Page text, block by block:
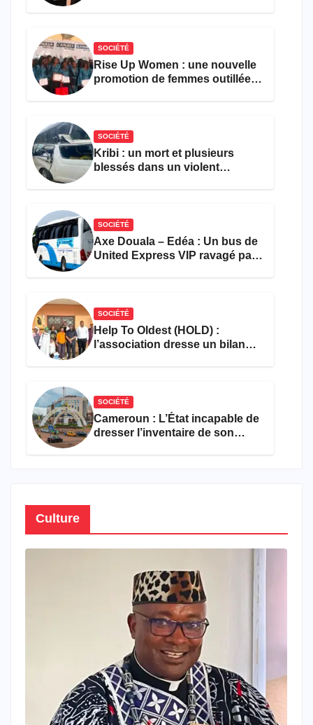
SOCIÉTÉ
Rise Up Women : une nouvelle
promotion de femmes outillées
SOCIÉTÉ
Kribi : un mort et plusieurs
blessés dans un violent
SOCIÉTÉ
Axe Douala – Edéa : Un bus de
United Express VIP ravagé par
SOCIÉTÉ
Help To Oldest (HOLD) :
l’association dresse un bilan
SOCIÉTÉ
Cameroun : L’État incapable de
dresser l’inventaire de son
Culture